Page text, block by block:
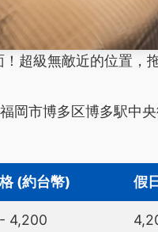
超級無敵近的位置，
岡市博多区博多駅中
(約台幣) 假
4,200